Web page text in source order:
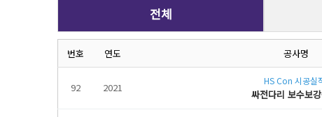
전체
번호 연도 공사명
92 2021
HS Con 시공실
싸전다리 보수보